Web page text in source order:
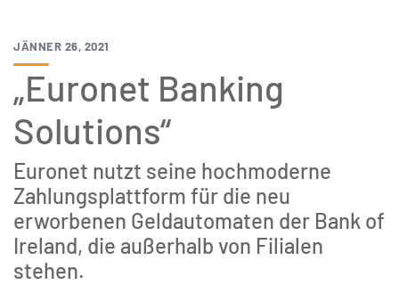
JÄNNER 26, 2021
„Euronet Banking
Solutions“
Euronet nutzt seine hochmoderne
Zahlungsplattform für die neu
erworbenen Geldautomaten der Bank of
Ireland, die außerhalb von Filialen
stehen.